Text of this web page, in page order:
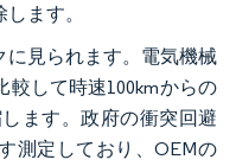
ます。
見られます。電気機械
して時速100kmからの
ます。政府の衝突回避
測定しており、OEMの